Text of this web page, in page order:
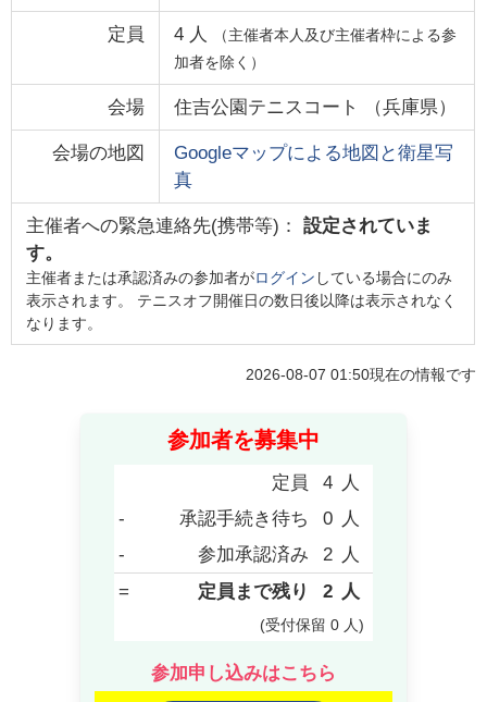
定員 4 人
（主催者本人及び主催者枠による参
加者を除く）
会場 住吉公園テニスコート （兵庫県）
会場の地図
Googleマップによる地図と衛星写
真
主催者への緊急連絡先(携帯等)： 設定されていま
す。
主催者または承認済みの参加者がログイン している場合にのみ
表示されます。 テニスオフ開催日の数日後以降は表示されなく
なります。
2026-08-07 01:50現在の情報です
参加者を募集中
定員 4 人
-
承認手続き待ち 0 人
-
参加承認済み 2 人
=
定員まで残り 2 人
(受付保留 0 人)
参加申し込みはこちら